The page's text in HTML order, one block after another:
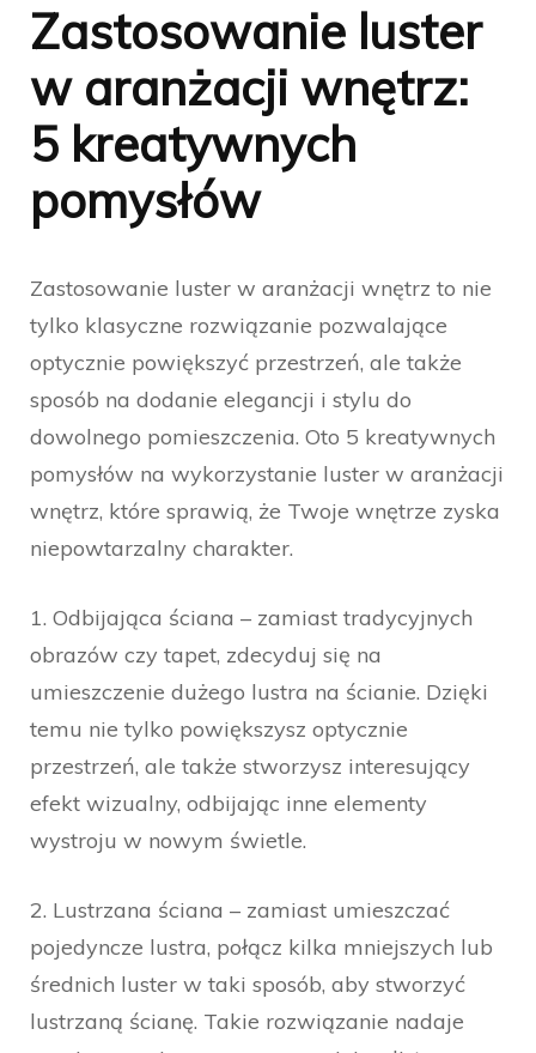
Zastosowanie luster
w aranżacji wnętrz:
5 kreatywnych
pomysłów
Zastosowanie luster w aranżacji wnętrz to nie
tylko klasyczne rozwiązanie pozwalające
optycznie powiększyć przestrzeń, ale także
sposób na dodanie elegancji i stylu do
dowolnego pomieszczenia. Oto 5 kreatywnych
pomysłów na wykorzystanie luster w aranżacji
wnętrz, które sprawią, że Twoje wnętrze zyska
niepowtarzalny charakter.
1. Odbijająca ściana – zamiast tradycyjnych
obrazów czy tapet, zdecyduj się na
umieszczenie dużego lustra na ścianie. Dzięki
temu nie tylko powiększysz optycznie
przestrzeń, ale także stworzysz interesujący
efekt wizualny, odbijając inne elementy
wystroju w nowym świetle.
2. Lustrzana ściana – zamiast umieszczać
pojedyncze lustra, połącz kilka mniejszych lub
średnich luster w taki sposób, aby stworzyć
lustrzaną ścianę. Takie rozwiązanie nadaje